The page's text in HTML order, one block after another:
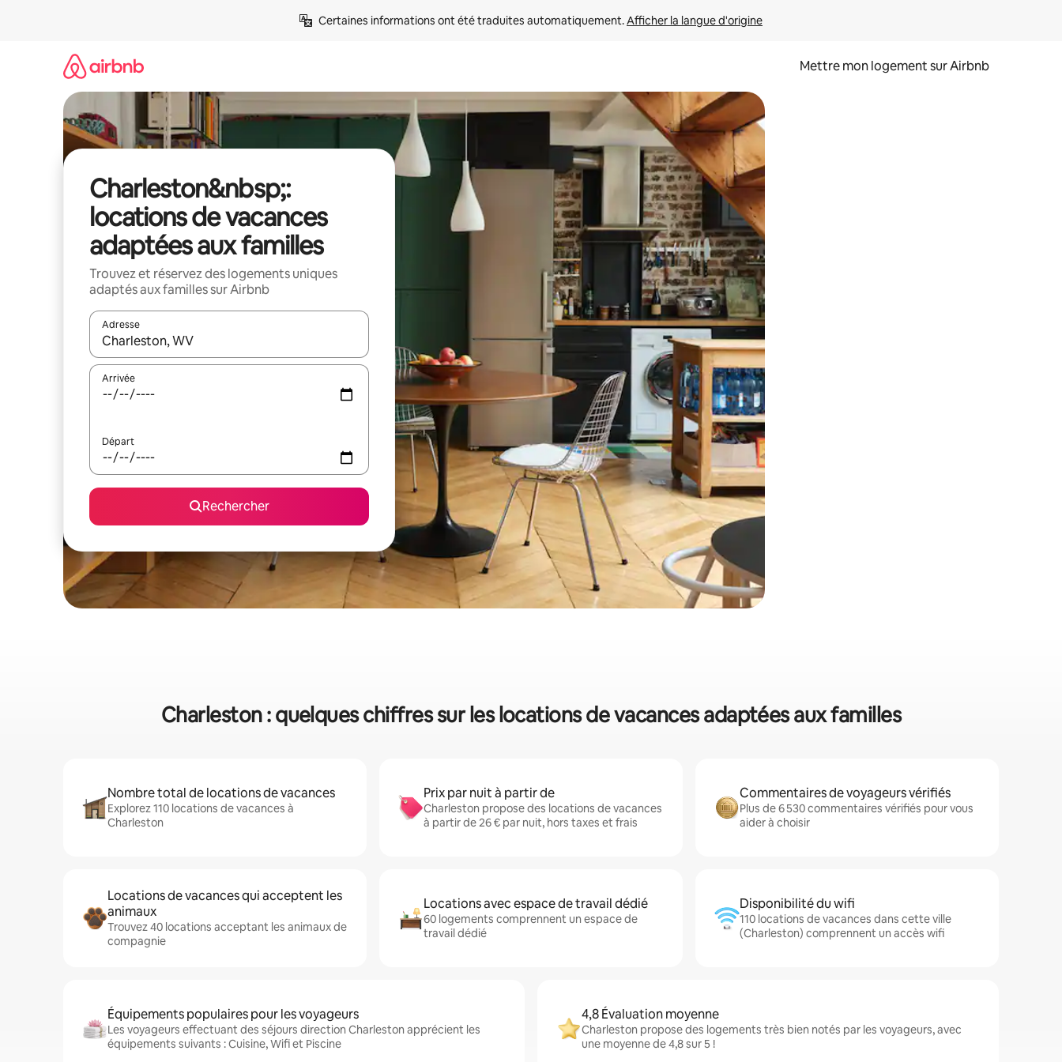
Certaines informations ont été traduites automatiquement. Afficher la langue d'origine
Mettre mon logement sur Airbnb
Charleston&nbsp;:
locations de vacances
adaptées aux familles
Trouvez et réservez des logements uniques
adaptés aux familles sur Airbnb
Adresse
Lorsque les résultats s'affichent, utilisez les flèches vers le haut et vers le bas pour les parcourir ou en appuyant et en faisant glisser.
Arrivée
Départ
Rechercher
Charleston : quelques chiffres sur les locations de vacances adaptées aux familles
Nombre total de locations de vacances
Explorez 110 locations de vacances à
Charleston
Prix par nuit à partir de
Charleston propose des locations de vacances
à partir de 26 € par nuit, hors taxes et frais
Commentaires de voyageurs vérifiés
Plus de 6 530 commentaires vérifiés pour vous
aider à choisir
Locations de vacances qui acceptent les
animaux
Trouvez 40 locations acceptant les animaux de
compagnie
Locations avec espace de travail dédié
60 logements comprennent un espace de
travail dédié
Disponibilité du wifi
110 locations de vacances dans cette ville
(Charleston) comprennent un accès wifi
Équipements populaires pour les voyageurs
Les voyageurs effectuant des séjours direction Charleston apprécient les
équipements suivants : Cuisine, Wifi et Piscine
4,8 Évaluation moyenne
Charleston propose des logements très bien notés par les voyageurs, avec
une moyenne de 4,8 sur 5 !